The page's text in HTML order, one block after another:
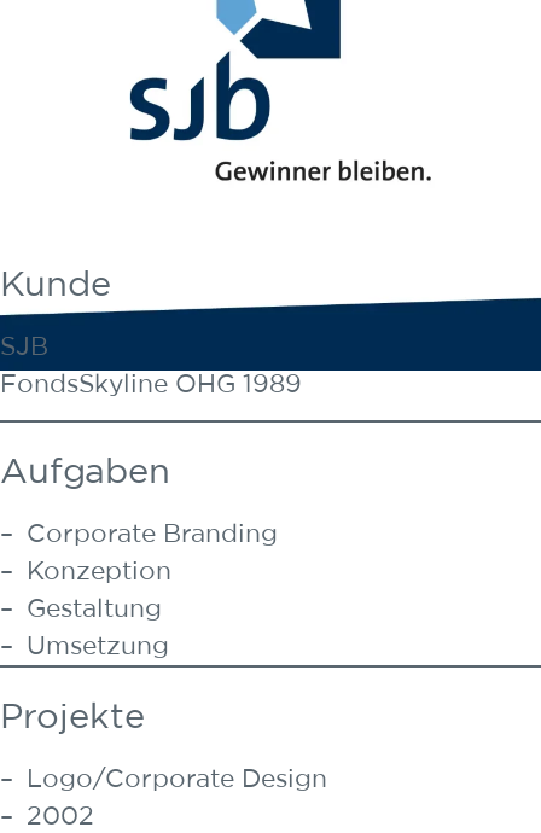
Kunde
SJB
FondsSkyline OHG 1989
Aufgaben
Corporate Branding
Konzeption
Gestaltung
Umsetzung
Projekte
Logo/Corporate Design
2002